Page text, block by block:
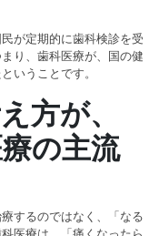
が定期的に歯科検診を受
り、歯科医療が、国の健
いうことです。
方が、
の主流
するのではなく、「なる